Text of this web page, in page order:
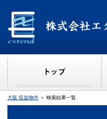
大阪 収益物件 ＞ 検索結果一覧